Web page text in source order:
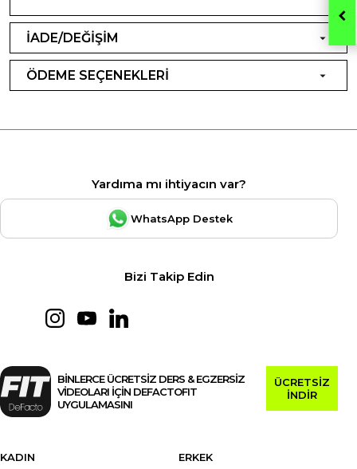
İADE/DEĞİŞİM
ÖDEME SEÇENEKLERİ
Yardıma mı ihtiyacın var?
WhatsApp Destek
Bizi Takip Edin
BİNLERCE ÜCRETSİZ DERS & EGZERSİZ
VİDEOLARI İÇİN DEFACTOFIT
UYGULAMASINI
ÜCRETSİZ
İNDİR
KADIN
ERKEK